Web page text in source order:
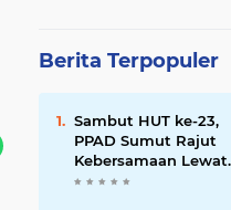
Berita Terpopuler
Sambut HUT ke-23,
PPAD Sumut Rajut
Kebersamaan Lewat
Senam Sehat dan